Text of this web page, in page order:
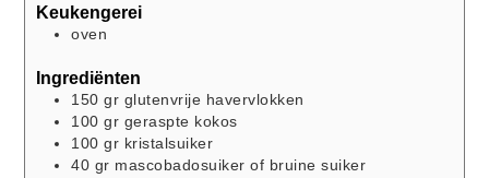
Keukengerei
oven
Ingrediënten
150 gr glutenvrije havervlokken
100 gr geraspte kokos
100 gr kristalsuiker
40 gr mascobadosuiker of bruine suiker